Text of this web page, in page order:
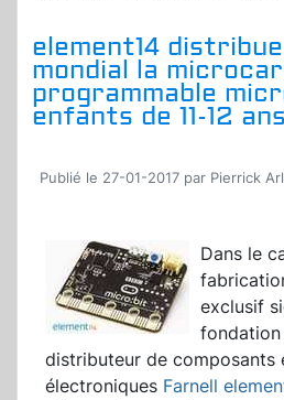
element14
mondial la
programmable
enfants de 11-12 ans
Publié le 27-01-2017 par Pierrick
Dans le
exclusif
distributeur de composants
électroniques Farnell